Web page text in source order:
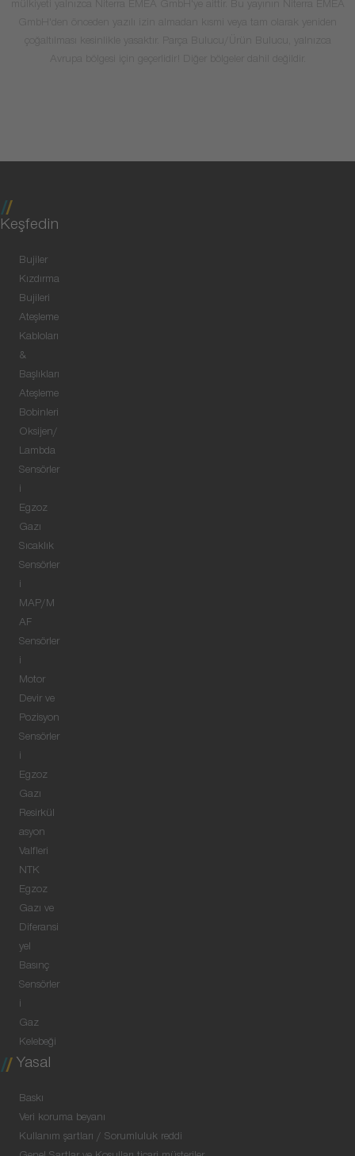
Keşfedin
Bujiler
Kızdırma
Bujileri
Ateşleme
Kabloları
&
Başlıkları
Ateşleme
Bobinleri
Oksijen/
Lambda
Sensörler
i
Egzoz
Gazı
Sıcaklık
Sensörler
i
MAP/M
AF
Sensörler
i
Motor
Devir ve
Pozisyon
Sensörler
i
Egzoz
Gazı
Resirkül
asyon
Valfleri
NTK
Egzoz
Gazı ve
Diferansi
yel
Basınç
Sensörler
i
Gaz
Kelebeği
Yasal
Baskı
Veri koruma beyanı
Kullanım şartları / Sorumluluk reddi